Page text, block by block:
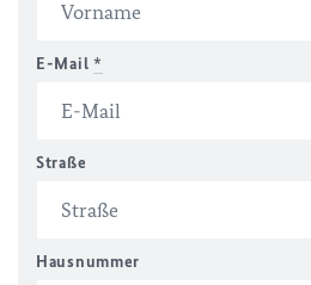
E-Mail *
Straße
Hausnummer